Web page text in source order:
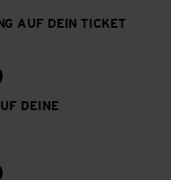
AUF DEIN TICKET
DEINE